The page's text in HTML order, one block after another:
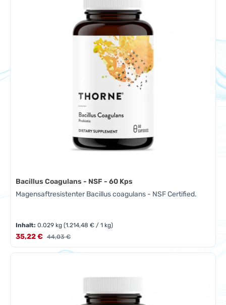
Bacillus Coagulans - NSF - 60 Kps
Magensaftresistenter Bacillus coagulans - NSF Certified.
Inhalt:0.029 kg(1.214,48 € / 1 kg)
Verkaufspreis:
35,22 € Regulärer Preis:
44,03 €